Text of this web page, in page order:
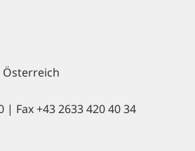
Österreich
| Fax +43 2633 420 40 34